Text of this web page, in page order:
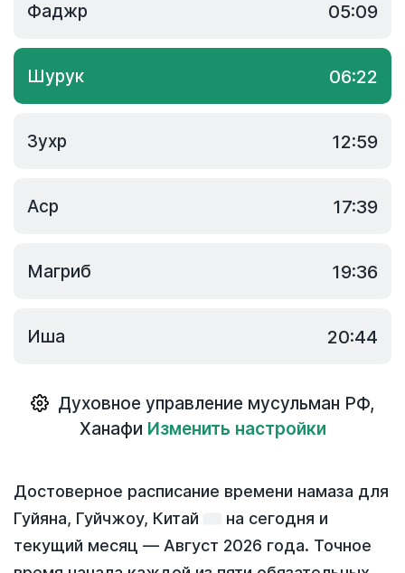
Фаджр 05:09
Шурук 06:22
Зухр 12:59
Аср 17:39
Магриб 19:36
Иша 20:44
Духовное управление мусульман РФ,
Ханафи Изменить настройки
Достоверное расписание времени намаза для
Гуйяна, Гуйчжоу, Китай
на сегодня и
текущий месяц — Август 2026 года. Точное